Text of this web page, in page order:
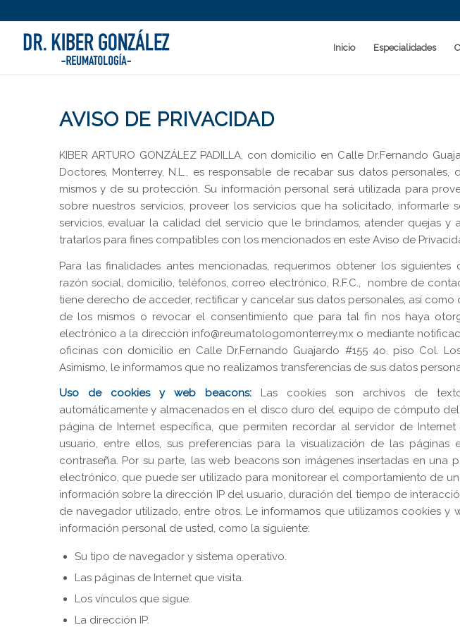
Inicio Especialidades
AVISO DE PRIVACIDAD
KIBER ARTURO GONZÁLEZ PADILLA, con domicilio en Calle Dr.Fernando
Doctores, Monterrey, N.L., es responsable de recabar sus datos
mismos y de su protección. Su información personal será utilizada para
sobre nuestros servicios, proveer los servicios que ha solicitado, informarle
servicios, evaluar la calidad del servicio que le brindamos, atender quejas y
tratarlos para fines compatibles con los mencionados en este Aviso de
Para las finalidades antes mencionadas, requerimos obtener los siguientes
razón social, domicilio, teléfonos, correo electrónico, R.F.C., nombre de
tiene derecho de acceder, rectificar y cancelar sus datos personales, así
de los mismos o revocar el consentimiento que para tal fin nos haya
electrónico a la dirección info@reumatologomonterrey.mx o mediante
oficinas con domicilio en Calle Dr.Fernando Guajardo #155 4o. piso Col. Los
Asimismo, le informamos que no realizamos transferencias de sus datos
Uso de cookies y web beacons:Las cookies son archivos de
automáticamente y almacenados en el disco duro del equipo de cómputo
página de Internet específica, que permiten recordar al servidor de
usuario, entre ellos, sus preferencias para la visualización de las páginas
contraseña. Por su parte, las web beacons son imágenes insertadas en una
electrónico, que puede ser utilizado para monitorear el comportamiento de
información sobre la dirección IP del usuario, duración del tiempo de
de navegador utilizado, entre otros. Le informamos que utilizamos cookies y
información personal de usted, como la siguiente:
Su tipo de navegador y sistema operativo.
Las páginas de Internet que visita.
Los vínculos que sigue.
La dirección IP.